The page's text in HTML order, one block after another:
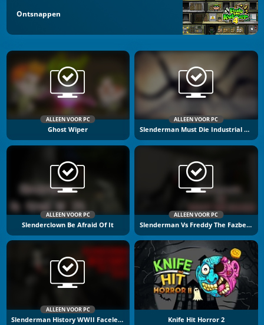
Ontsnappen
ALLEEN VOOR PC
Ghost Wiper
ALLEEN VOOR PC
Slenderman Must Die Industrial Waste
ALLEEN VOOR PC
Slenderclown Be Afraid Of It
ALLEEN VOOR PC
Slenderman Vs Freddy The Fazbear
ALLEEN VOOR PC
Slenderman History WWII Faceless Horror Knife Hit Horror 2